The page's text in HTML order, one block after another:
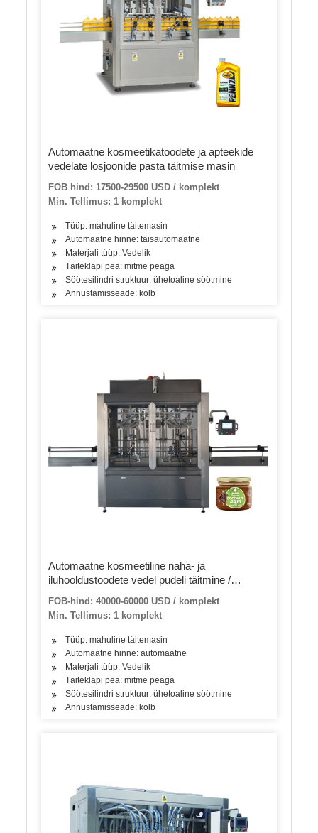
Automaatne kosmeetikatoodete ja apteekide
vedelate losjoonide pasta täitmise masin
FOB hind: 17500-29500 USD / komplekt
Min. Tellimus: 1 komplekt
Tüüp: mahuline täitemasin
Automaatne hinne: täisautomaatne
Materjali tüüp: Vedelik
Täiteklapi pea: mitme peaga
Söötesilindri struktuur: ühetoaline söötmine
Annustamisseade: kolb
Automaatne kosmeetiline naha- ja
iluhooldustoodete vedel pudeli täitmine /
FOB-hind: 40000-60000 USD / komplekt
Min. Tellimus: 1 komplekt
Tüüp: mahuline täitemasin
Automaatne hinne: automaatne
Materjali tüüp: Vedelik
Täiteklapi pea: mitme peaga
Söötesilindri struktuur: ühetoaline söötmine
Annustamisseade: kolb